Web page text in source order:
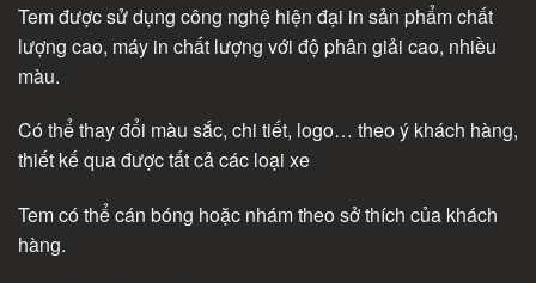
Tem được sử dụng công nghệ hiện đại in sản phẩm chất
lượng cao, máy in chất lượng với độ phân giải cao, nhiều
màu.
Có thể thay đổi màu sắc, chi tiết, logo… theo ý khách hàng,
thiết kế qua được tất cả các loại xe
Tem có thể cán bóng hoặc nhám theo sở thích của khách
hàng.